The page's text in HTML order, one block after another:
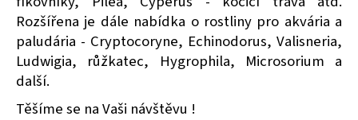
Rozšířena je dále nabídka o rostliny pro akvária a
paludária - Cryptocoryne, Echinodorus, Valisneria,
Ludwigia, růžkatec, Hygrophila, Microsorium a
další.
Těšíme se na Vaši návštěvu !